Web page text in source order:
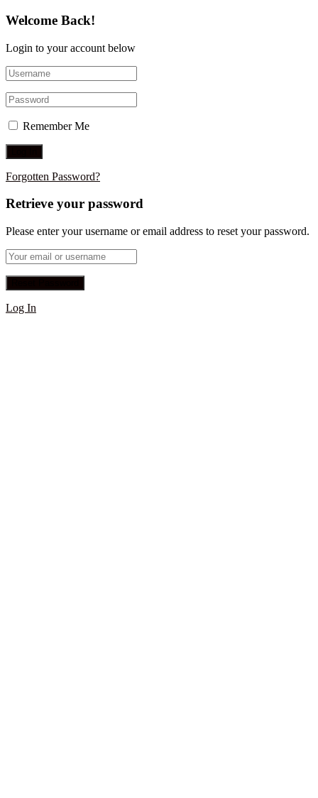
Welcome Back!
Login to your account below
Remember Me
Forgotten Password?
Retrieve your password
Please enter your username or email address to reset your password.
Log In